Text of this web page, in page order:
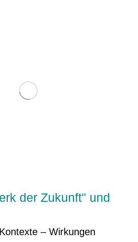
der Zukunft" und
– Wirkungen